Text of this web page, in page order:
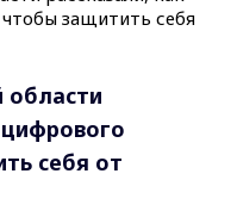
цифрового
себя от